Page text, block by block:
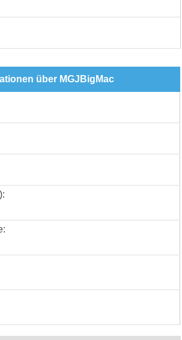
über MGJBigMac